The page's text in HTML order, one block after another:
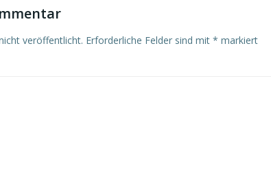
veröffentlicht. Erforderliche Felder sind mit * markiert